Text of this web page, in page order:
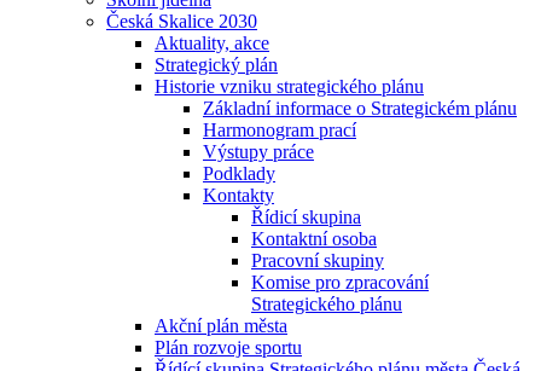
Česká Skalice 2030
Aktuality, akce
Strategický plán
Historie vzniku strategického plánu
Základní informace o Strategickém plánu
Harmonogram prací
Výstupy práce
Podklady
Kontakty
Řídicí skupina
Kontaktní osoba
Pracovní skupiny
Komise pro zpracování
Strategického plánu
Akční plán města
Plán rozvoje sportu